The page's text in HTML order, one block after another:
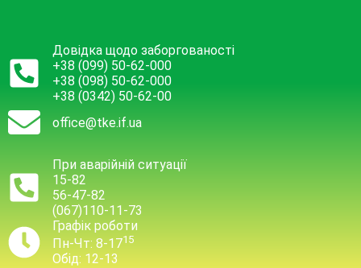
Довідка щодо заборгованості
+38 (099) 50-62-000
+38 (098) 50-62-000
+38 (0342) 50-62-00
office@tke.if.ua
При аварійній ситуації
15-82
56-47-82
(067)110-11-73
Графік роботи
Пн-Чт: 8-1715
Обід: 12-13